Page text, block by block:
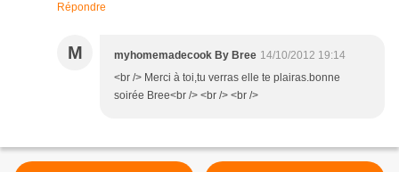
Répondre
M myhomemadecook By Bree 14/10/2012 19:14
<br /> Merci à toi,tu verras elle te plairas.bonne
soirée Bree<br /> <br /> <br />